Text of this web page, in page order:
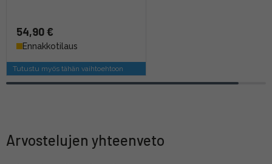
54,90 €
Ennakkotilaus
Tutustu myös tähän vaihtoehtoon
Arvostelujen yhteenveto